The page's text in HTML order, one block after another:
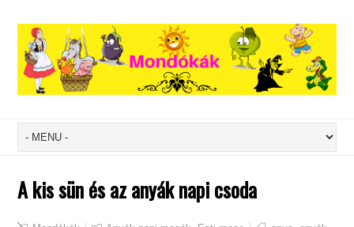
A kis sün és az anyák napi csoda